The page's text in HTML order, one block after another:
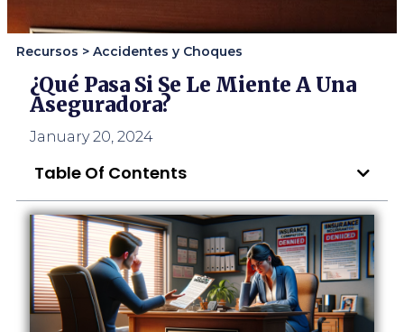
Recursos > Accidentes y Choques
¿Qué Pasa Si Se Le Miente A Una
Aseguradora?
January 20, 2024
Table Of Contents